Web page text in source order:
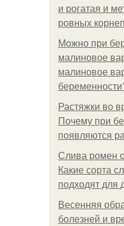
и рогатая и
ровных
Можно при
малиновое
малиновое
Растяжки во
Почему при
появляются
Слива ромен
Какие сорта
подходят для
Весенняя
болезней и